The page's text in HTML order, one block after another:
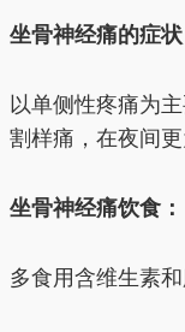
坐骨神经痛的症状
以单侧性疼痛为
割样痛，在夜间更
坐骨神经痛饮食：
多食用含维生素和